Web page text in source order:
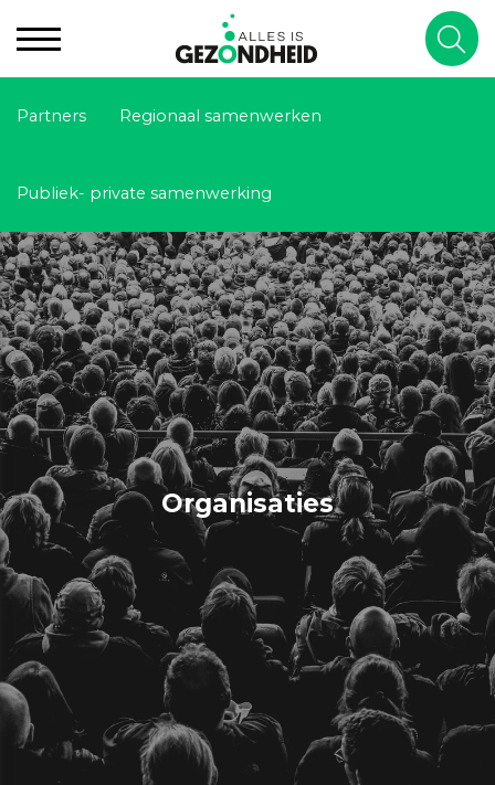
Partners Regionaal samenwerken
Publiek- private samenwerking
Organisaties